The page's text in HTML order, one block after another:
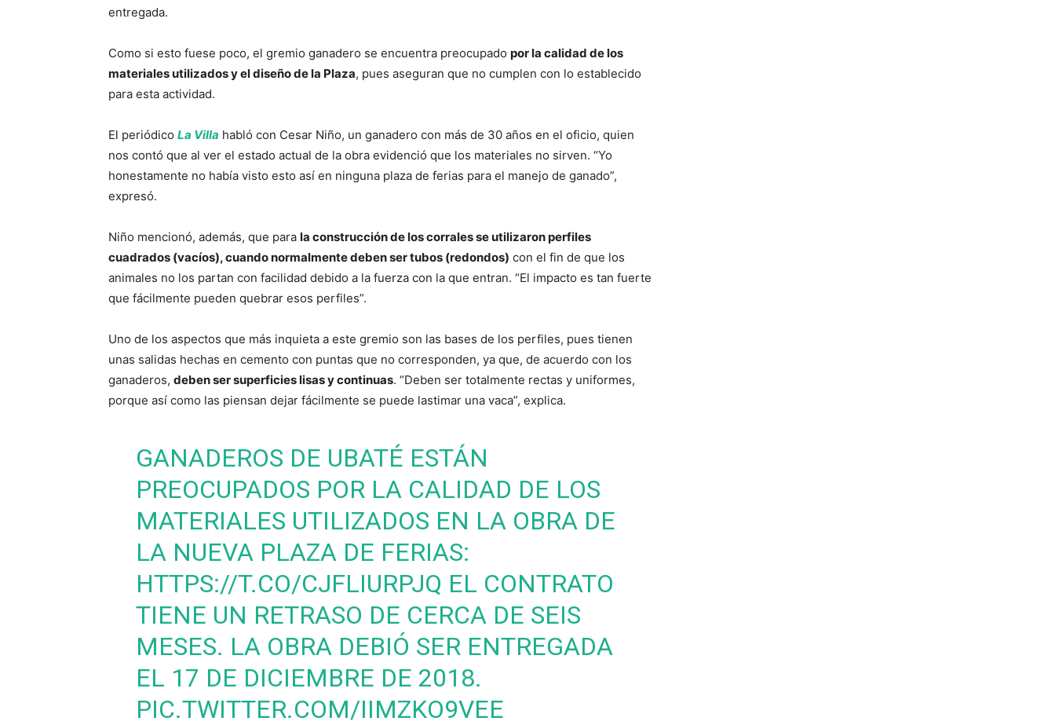
entregada.
Como si esto fuese poco, el gremio ganadero se encuentra preocupado por la calidad de los
materiales utilizados y el diseño de la Plaza, pues aseguran que no cumplen con lo establecido
para esta actividad.
El periódico La Villa habló con Cesar Niño, un ganadero con más de 30 años en el oficio, quien
nos contó que al ver el estado actual de la obra evidenció que los materiales no sirven. “Yo
honestamente no había visto esto así en ninguna plaza de ferias para el manejo de ganado”,
expresó.
Niño mencionó, además, que para la construcción de los corrales se utilizaron perfiles
cuadrados (vacíos), cuando normalmente deben ser tubos (redondos) con el fin de que los
animales no los partan con facilidad debido a la fuerza con la que entran. “El impacto es tan fuerte
que fácilmente pueden quebrar esos perfiles”.
Uno de los aspectos que más inquieta a este gremio son las bases de los perfiles, pues tienen
unas salidas hechas en cemento con puntas que no corresponden, ya que, de acuerdo con los
ganaderos, deben ser superficies lisas y continuas. “Deben ser totalmente rectas y uniformes,
porque así como las piensan dejar fácilmente se puede lastimar una vaca”, explica.
GANADEROS DE UBATÉ ESTÁN
PREOCUPADOS POR LA CALIDAD DE LOS
MATERIALES UTILIZADOS EN LA OBRA DE
LA NUEVA PLAZA DE FERIAS:
HTTPS://T.CO/CJFLIURPJQ EL CONTRATO
TIENE UN RETRASO DE CERCA DE SEIS
MESES. LA OBRA DEBIÓ SER ENTREGADA
EL 17 DE DICIEMBRE DE 2018.
PIC.TWITTER.COM/IIMZKO9VEE